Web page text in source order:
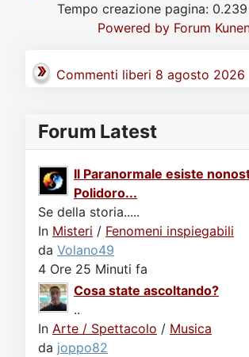
Tempo creazione pagina:
Powered by Forum
Commenti liberi 8 agosto 2026
Forum Latest
Il Paranormale esiste
Polidoro...
Se della storia.....
In Misteri / Fenomeni inspiegabili
da Volano49
4 Ore 25 Minuti fa
Cosa state ascoltando?
..
In Arte / Spettacolo / Musica
da joppo82